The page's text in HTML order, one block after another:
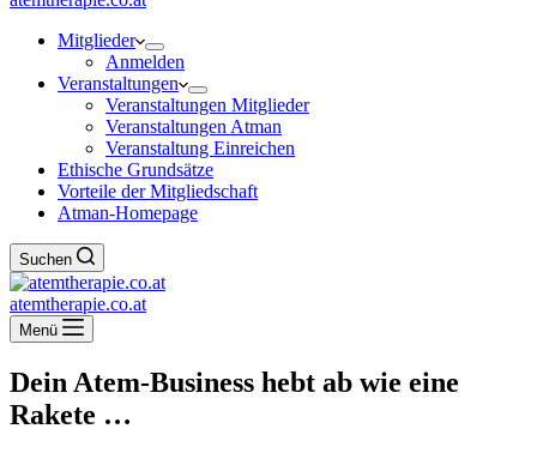
Mitglieder
Anmelden
Veranstaltungen
Veranstaltungen Mitglieder
Veranstaltungen Atman
Veranstaltung Einreichen
Ethische Grundsätze
Vorteile der Mitgliedschaft
Atman-Homepage
Suchen
atemtherapie.co.at
Menü
Dein Atem-Business hebt ab wie eine
Rakete …